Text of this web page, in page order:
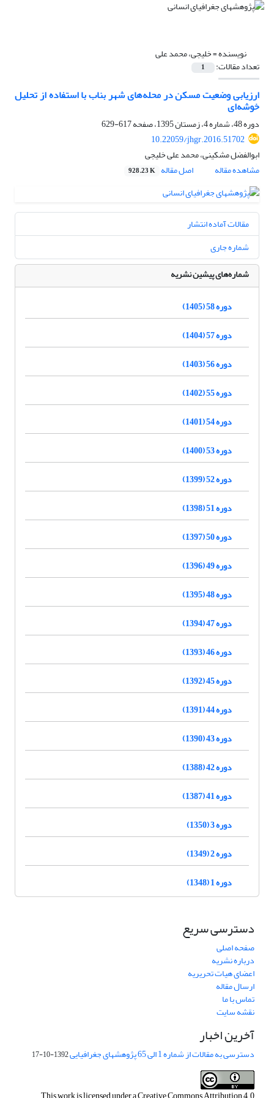
نویسنده =خلیجی، محمد علی
تعداد مقالات: 1
ارزیابی وضعیت مسکن در محله‌های شهر بناب با استفاده از تحلیل
خوشه‌ای
دوره 48، شماره 4، زمستان 1395، صفحه
617-629
10.22059/jhgr.2016.51702
ابوالفضل مشکینی، محمد علی خلیجی
مشاهده مقاله
اصل مقاله 928.23 K
مقالات آماده انتشار
شماره جاری
شماره‌های پیشین نشریه
دوره 58 (1405)
دوره 57 (1404)
دوره 56 (1403)
دوره 55 (1402)
دوره 54 (1401)
دوره 53 (1400)
دوره 52 (1399)
دوره 51 (1398)
دوره 50 (1397)
دوره 49 (1396)
دوره 48 (1395)
دوره 47 (1394)
دوره 46 (1393)
دوره 45 (1392)
دوره 44 (1391)
دوره 43 (1390)
دوره 42 (1388)
دوره 41 (1387)
دوره 3 (1350)
دوره 2 (1349)
دوره 1 (1348)
دسترسی سریع
صفحه اصلی
درباره نشریه
اعضای هیات تحریریه
ارسال مقاله
تماس با ما
نقشه سایت
آخرین اخبار
دسترسی به مقالات از شماره 1 الی 65 پژوهشهای جغرافیایی 1392-10-17